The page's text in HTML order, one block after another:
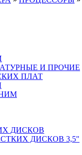
И ПРОЧИЕ
ПЛАТ
ДИСКОВ
ДИСКОВ 3,5"